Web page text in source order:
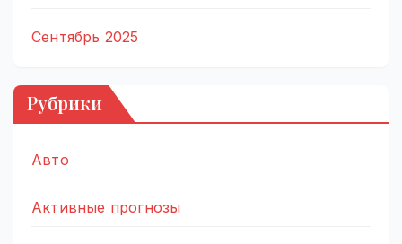
Сентябрь 2025
Рубрики
Авто
Активные прогнозы